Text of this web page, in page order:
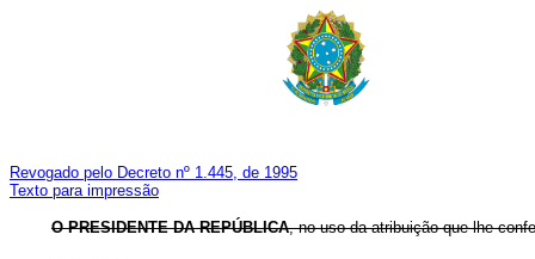
Revogado pelo Decreto nº 1.445, de 1995
Texto para impressão
O PRESIDENTE DA REPÚBLICA, no uso da atribuição que lhe